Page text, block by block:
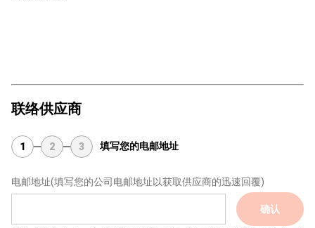
联络供应商
1 2 3 填写您的电邮地址
电邮地址(填写您的公司电邮地址以获取供应商的迅速回覆)
确认